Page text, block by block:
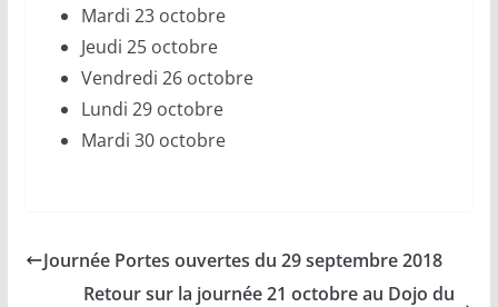
Mardi 23 octobre
Jeudi 25 octobre
Vendredi 26 octobre
Lundi 29 octobre
Mardi 30 octobre
Journée Portes ouvertes du 29 septembre 2018
Retour sur la journée 21 octobre au Dojo du